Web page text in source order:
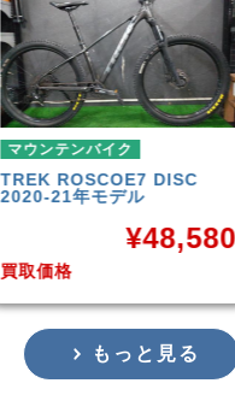
マウンテンバイク
Rocky Mountain Element
Carbon30 2022年モデル
買取価格
¥
もっと見る